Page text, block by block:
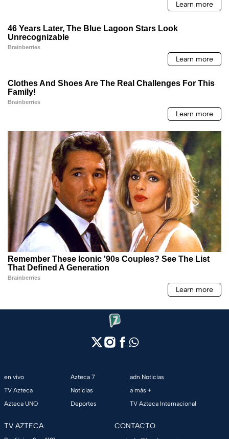
en vivo
TV Azteca
Azteca UNO
Azteca 7
Noticias
Deportes
adn Noticias
a más +
TV Azteca Internacional
TV AZTECA CONTACTO